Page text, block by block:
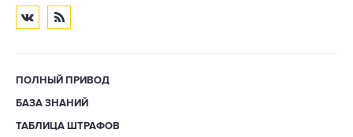
ПОЛНЫЙ ПРИВОД
БАЗА ЗНАНИЙ
ТАБЛИЦА ШТРАФОВ